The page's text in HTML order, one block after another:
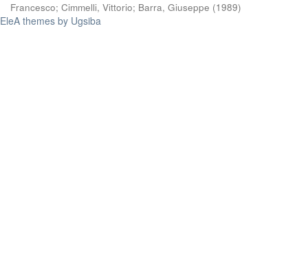
Francesco; Cimmelli, Vittorio; Barra, Giuseppe (1989)
EleA themes by Ugsiba